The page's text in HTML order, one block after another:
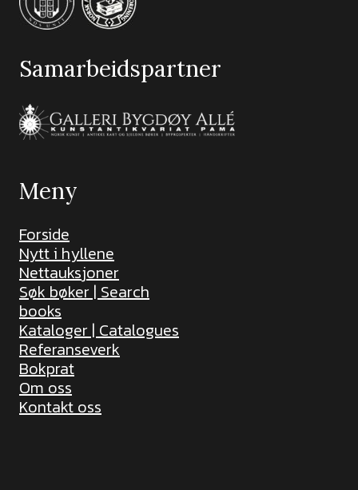
Samarbeidspartner
Meny
Forside
Nytt i hyllene
Nettauksjoner
Søk bøker | Search
books
Kataloger | Catalogues
Referanseverk
Bokprat
Om oss
Kontakt oss